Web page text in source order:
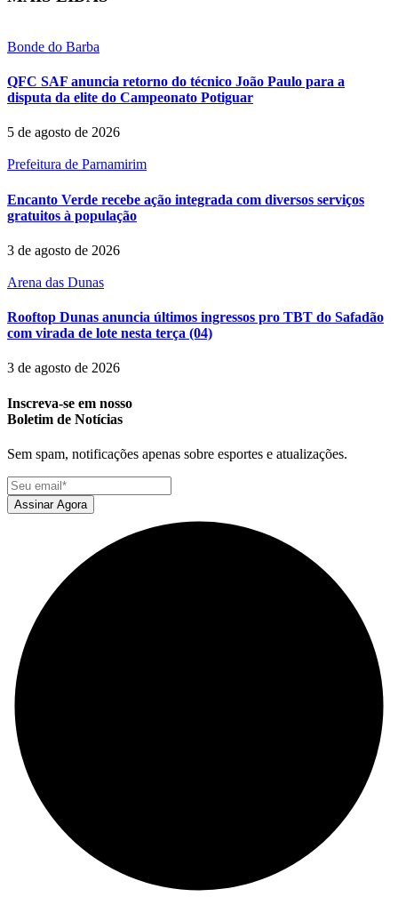
Bonde do Barba
QFC SAF anuncia retorno do técnico João Paulo para a
disputa da elite do Campeonato Potiguar
5 de agosto de 2026
Prefeitura de Parnamirim
Encanto Verde recebe ação integrada com diversos serviços
gratuitos à população
3 de agosto de 2026
Arena das Dunas
Rooftop Dunas anuncia últimos ingressos pro TBT do Safadão
com virada de lote nesta terça (04)
3 de agosto de 2026
Inscreva-se em nosso
Boletim de Notícias
Sem spam, notificações apenas sobre esportes e atualizações.
Assinar Agora